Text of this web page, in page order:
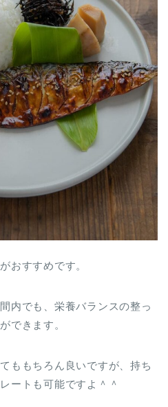
おすすめです。
内でも、栄養バランスの整っ
できます。
ももちろん良いですが、持ち
ートも可能ですよ＾＾